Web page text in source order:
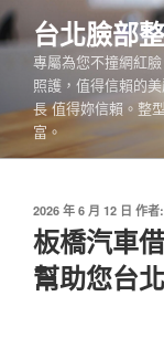
跳
至
內
台北臉部
專屬為您不撞網紅
照護，值得信賴的
長 值得妳信賴。整
富。
發
佈
於
2026 年 6 月 12 日 作者:
板橋汽車
幫助您台